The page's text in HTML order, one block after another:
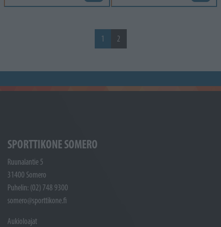
1 2
SPORTTIKONE SOMERO
Ruunalantie 5
31400 Somero
Puhelin: (02) 748 9300
somero@sporttikone.fi
Aukioloajat